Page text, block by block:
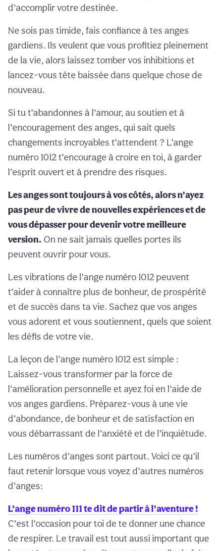
d’accomplir votre destinée.
Ne sois pas timide, fais confiance à tes anges
gardiens. Ils veulent que vous profitiez pleinement
de la vie, alors laissez tomber vos inhibitions et
lancez-vous tête baissée dans quelque chose de
nouveau.
Si tu t’abandonnes à l’amour, au soutien et à
l’encouragement des anges, qui sait quels
changements incroyables t’attendent ? L’ange
numéro 1012 t’encourage à croire en toi, à garder
l’esprit ouvert et à prendre des risques.
Les anges sont toujours à vos côtés, alors n’ayez
pas peur de vivre de nouvelles expériences et de
vous dépasser pour devenir votre meilleure
version. On ne sait jamais quelles portes ils
peuvent ouvrir pour vous.
Les vibrations de l’ange numéro 1012 peuvent
t’aider à connaître plus de bonheur, de prospérité
et de succès dans ta vie. Sachez que vos anges
vous adorent et vous soutiennent, quels que soient
les défis de votre vie.
La leçon de l’ange numéro 1012 est simple :
Laissez-vous transformer par la force de
l’amélioration personnelle et ayez foi en l’aide de
vos anges gardiens. Préparez-vous à une vie
d’abondance, de bonheur et de satisfaction en
vous débarrassant de l’anxiété et de l’inquiétude.
Les numéros d’anges sont partout. Voici ce qu’il
faut retenir lorsque vous voyez d’autres numéros
d’anges:
L’ange numéro 111 te dit de partir à l’aventure !
C’est l’occasion pour toi de te donner une chance
de respirer. Le travail est tout aussi important que